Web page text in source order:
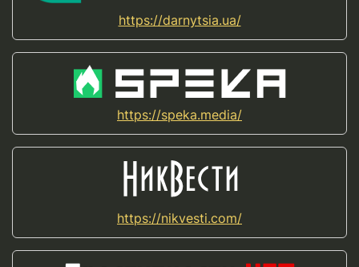
https://darnytsia.ua/
https://speka.media/
https://nikvesti.com/